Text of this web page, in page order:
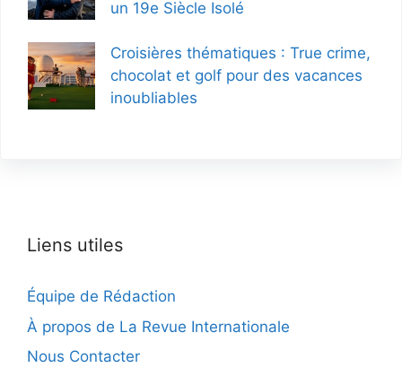
un 19e Siècle Isolé
Croisières thématiques : True crime,
chocolat et golf pour des vacances
inoubliables
Liens utiles
Équipe de Rédaction
À propos de La Revue Internationale
Nous Contacter